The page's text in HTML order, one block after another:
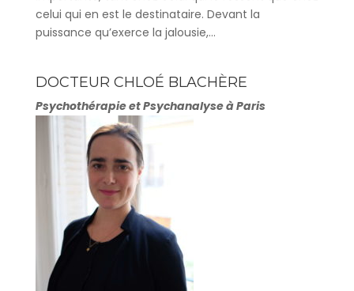
celui qui en est le destinataire. Devant la
puissance qu’exerce la jalousie,...
DOCTEUR CHLOÉ BLACHÈRE
Psychothérapie et Psychanalyse à Paris